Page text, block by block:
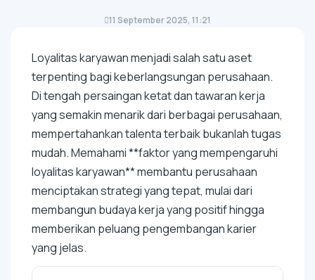
11 September 2025, 11:21
Loyalitas karyawan menjadi salah satu aset
terpenting bagi keberlangsungan perusahaan.
Di tengah persaingan ketat dan tawaran kerja
yang semakin menarik dari berbagai perusahaan,
mempertahankan talenta terbaik bukanlah tugas
mudah. Memahami **faktor yang mempengaruhi
loyalitas karyawan** membantu perusahaan
menciptakan strategi yang tepat, mulai dari
membangun budaya kerja yang positif hingga
memberikan peluang pengembangan karier
yang jelas.